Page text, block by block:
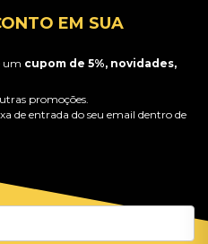
EM SUA
um cupom de 5%, novidades,
promoções.
de entrada do seu email dentro de